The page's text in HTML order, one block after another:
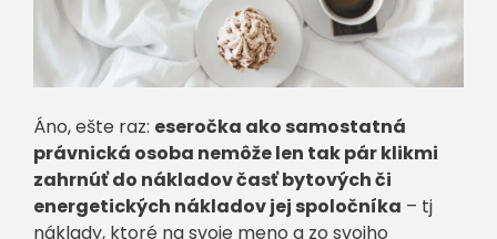
Áno, ešte raz: eseročka ako samostatná
právnická osoba nemôže len tak pár klikmi
zahrnúť do nákladov časť bytových či
energetických nákladov jej spoločníka – tj
náklady, ktoré na svoje meno a zo svojho